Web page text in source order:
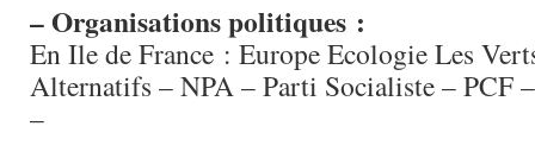
– Organisations politiques :
En Ile de France : Europe Ecologie Les
Alternatifs – NPA – Parti Socialiste – PCF
–